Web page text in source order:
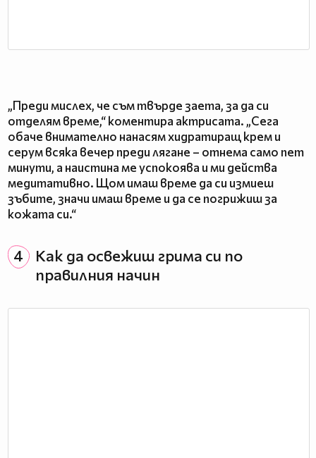
„Преди мислех, че съм твърде заета, за да си
отделям време,“ коментира актрисата. „Сега
обаче внимателно нанасям хидратиращ крем и
серум всяка вечер преди лягане – отнема само пет
минути, а наистина ме успокоява и ми действа
медитативно. Щом имаш време да си измиеш
зъбите, значи имаш време и да се погрижиш за
кожата си.“
4
Как да освежиш грима си по
правилния начин